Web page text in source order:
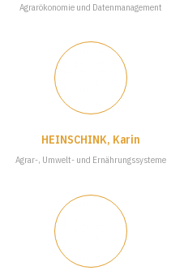
Agrarökonomie und Datenmanagement
HEINSCHINK, Karin
Agrar-, Umwelt- und Ernährungssysteme